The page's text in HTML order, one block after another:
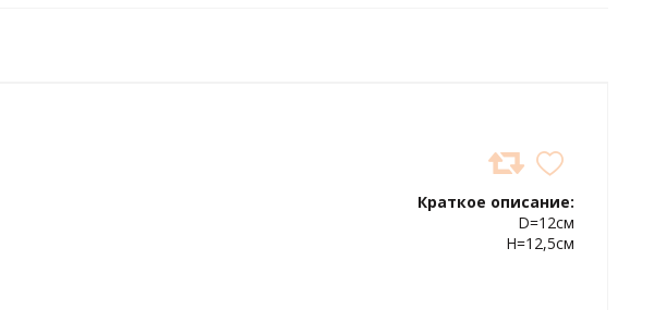
Краткое описание:
D=12см
H=12,5см